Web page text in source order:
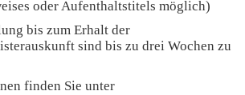
oder Aufenthaltstitels möglich)
bis zum Erhalt der
sind bis zu drei Wochen zu
finden Sie unter